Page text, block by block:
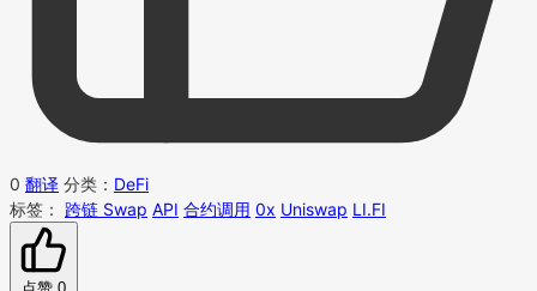
0 翻译 分类： DeFi
标签： 跨链 Swap API 合约调用 0x Uniswap LI.FI